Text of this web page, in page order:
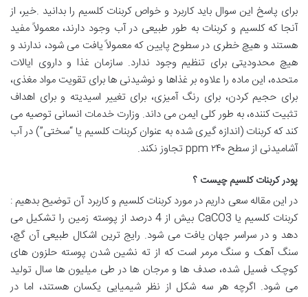
برای پاسخ این سوال باید کاربرد و خواص کربنات کلسیم را بدانید .خیر، از
آنجا که کلسیم و کربنات به طور طبیعی در آب وجود دارند، معمولاً مفید
هستند و هیچ خطری در سطوح پایین که معمولاً یافت می شود، ندارند و
هیچ محدودیتی برای تنظیم وجود ندارد. سازمان غذا و داروی ایالات
متحده، این ماده را علاوه بر غذاها و نوشیدنی ها برای تقویت مواد مغذی،
برای حجیم کردن، برای رنگ آمیزی، برای تغییر اسیدیته و برای اهداف
تثبیت کننده، به طور کلی ایمن می داند. وزارت خدمات انسانی توصیه می
کند که کربنات (اندازه گیری شده به عنوان کربنات کلسیم یا “سختی”) در آب
آشامیدنی از سطح ۲۴۰ ppm تجاوز نکند.
پودر کربنات کلسیم چیست ؟
در این مقاله سعی داریم در مورد کربنات کلسیم و کاربرد آن توضیح بدهیم :
کربنات کلسیم یا CaCO3 بیش از 4 درصد از پوسته زمین را تشکیل می
دهد و در سراسر جهان یافت می شود. رایج ترین اشکال طبیعی آن گچ،
سنگ آهک و سنگ مرمر است که از ته نشین شدن پوسته حلزون های
کوچک فسیل شده، صدف ها و مرجان ها در طی میلیون ها سال تولید
می شود. اگرچه هر سه شکل از نظر شیمیایی یکسان هستند، اما در